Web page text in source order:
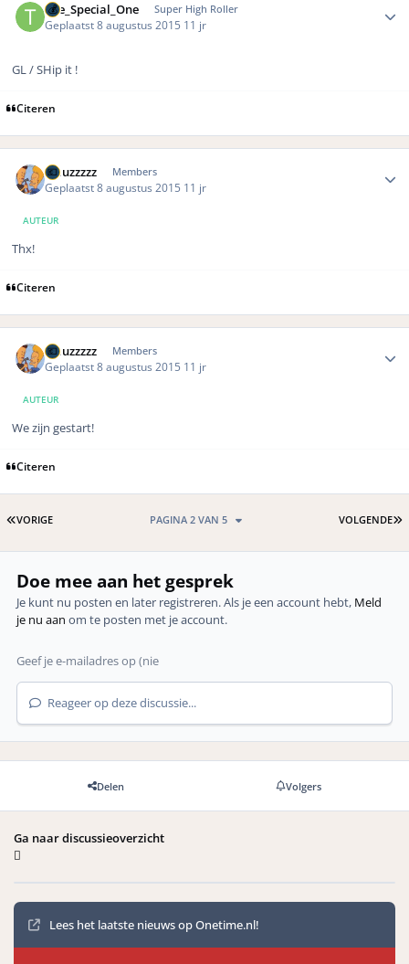
The_Special_One Super High Roller
Geplaatst8 augustus 2015 11 jr
GL / SHip it !
Citeren
wauzzzzz Members
Geplaatst8 augustus 2015 11 jr
AUTEUR
Thx!
Citeren
wauzzzzz Members
Geplaatst8 augustus 2015 11 jr
AUTEUR
We zijn gestart!
Citeren
EERSTE PAGINA
VORIGE VOLGENDE
PAGINA 2 VAN 5
Doe mee aan het gesprek
Je kunt nu posten en later registreren. Als je een account hebt, Meld
je nu aan om te posten met je account.
Reageer op deze discussie...
Delen Volgers
Ga naar discussieoverzicht
Mededelingen
Lees het laatste nieuws op Onetime.nl!